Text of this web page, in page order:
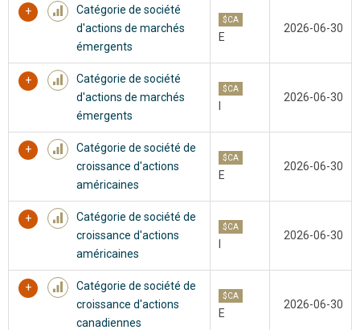
Catégorie de société
d'actions de marchés
émergents
$CA
E
2026-06-30
Catégorie de société
d'actions de marchés
émergents
$CA
2026-06-30
Catégorie de société de
croissance d'actions
américaines
$CA
E
2026-06-30
Catégorie de société de
croissance d'actions
américaines
$CA
2026-06-30
Catégorie de société de
croissance d'actions
canadiennes
$CA
E
2026-06-30